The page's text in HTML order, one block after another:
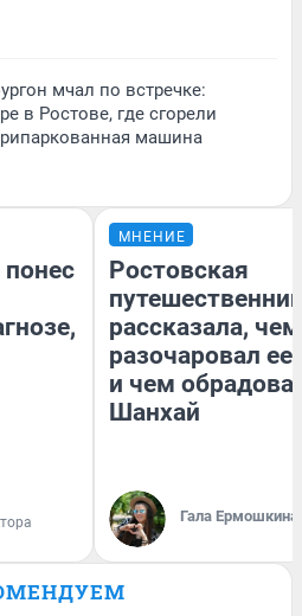
мчал по встречке:
в Ростове, где сгорели
машина
понес
МНЕНИЕ
Ростовская
рассказала, чем
разочаровал
и чем
Шанхай
Гала Ермошкина